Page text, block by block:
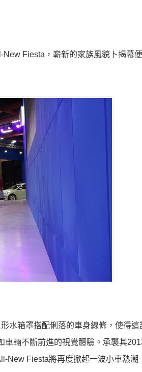
Fiesta，嶄新的家族風貌卜揭幕
水箱罩搭配俐落的車身線條，使得這
輛不斷前進的視覺體驗。承襲其
New Fiesta將再度掀起一波小車熱潮